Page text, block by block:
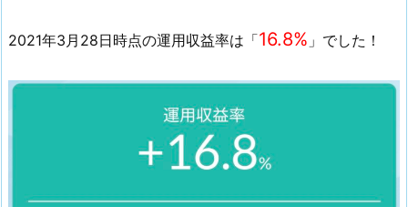
2021年3月28日時点の運用収益率は「16.8% 」でした！